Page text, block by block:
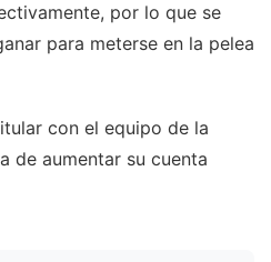
por lo que se
para meterse en la pelea
con el equipo de la
de aumentar su cuenta